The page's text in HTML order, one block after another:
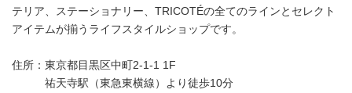
テリア、ステーショナリー、TRICOTÉの全てのラインとセレクト
アイテムが揃うライフスタイルショップです。
住所：東京都目黒区中町2-1-1 1F
祐天寺駅（東急東横線）より徒歩10分